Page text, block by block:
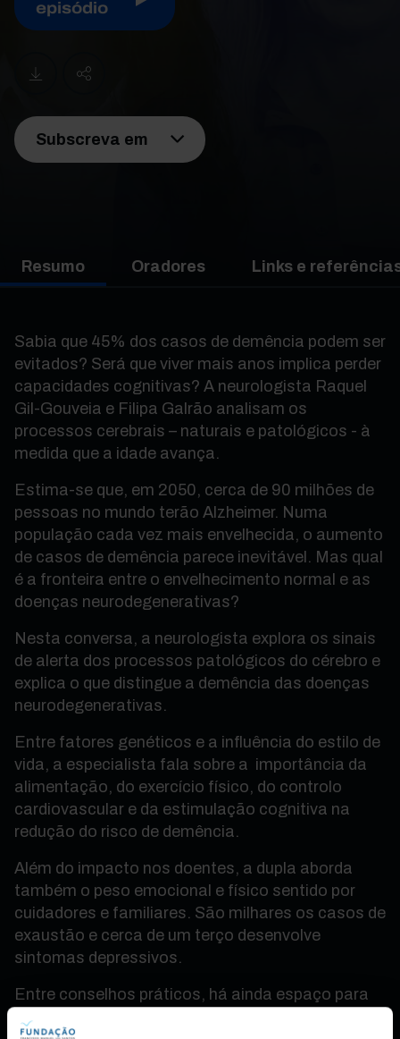
episódio
Subscreva em
Resumo Oradores Links e
Sabia que 45% dos casos de demência podem ser
evitados? Será que viver mais anos implica perder
capacidades cognitivas? A neurologista Raquel
Gil-Gouveia e Filipa Galrão analisam os
processos cerebrais – naturais e patológicos - à
medida que a idade avança.
Estima-se que, em 2050, cerca de 90 milhões de
pessoas no mundo terão Alzheimer. Numa
população cada vez mais envelhecida, o aumento
de casos de demência parece inevitável. Mas qual
é a fronteira entre o envelhecimento normal e as
doenças neurodegenerativas?
Nesta conversa, a neurologista explora os sinais
de alerta dos processos patológicos do cérebro e
explica o que distingue a demência das doenças
neurodegenerativas.
Entre fatores genéticos e a influência do estilo de
vida, a especialista fala sobre a importância da
alimentação, do exercício físico, do controlo
cardiovascular e da estimulação cognitiva na
redução do risco de demência.
Além do impacto nos doentes, a dupla aborda
também o peso emocional e físico sentido por
cuidadores e familiares. São milhares os casos de
exaustão e cerca de um terço desenvolve
sintomas depressivos.
Entre conselhos práticos, há ainda espaço para
revelar os avanços científicos mais recentes e as